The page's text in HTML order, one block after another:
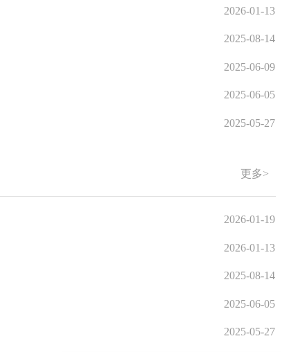
2026-01-13
2025-08-14
2025-06-09
2025-06-05
2025-05-27
更多>
2026-01-19
2026-01-13
2025-08-14
2025-06-05
2025-05-27